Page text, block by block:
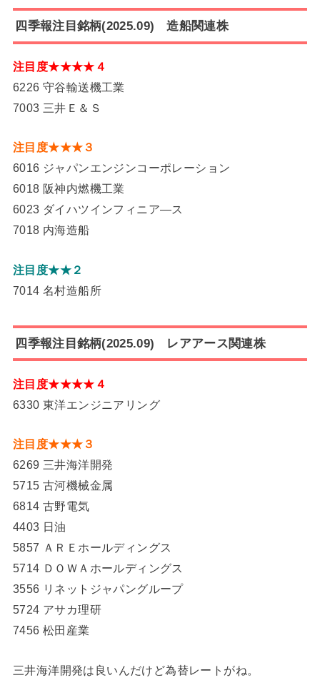
四季報注目銘柄(2025.09) 造船関連株
注目度★★★★４
6226 守谷輸送機工業
7003 三井Ｅ＆Ｓ
注目度★★★３
6016 ジャパンエンジンコーポレーション
6018 阪神内燃機工業
6023 ダイハツインフィニア―ス
7018 内海造船
注目度★★２
7014 名村造船所
四季報注目銘柄(2025.09) レアアース関連株
注目度★★★★４
6330 東洋エンジニアリング
注目度★★★３
6269 三井海洋開発
5715 古河機械金属
6814 古野電気
4403 日油
5857 ＡＲＥホールディングス
5714 ＤＯＷＡホールディングス
3556 リネットジャパングループ
5724 アサカ理研
7456 松田産業
三井海洋開発は良いんだけど為替レートがね。